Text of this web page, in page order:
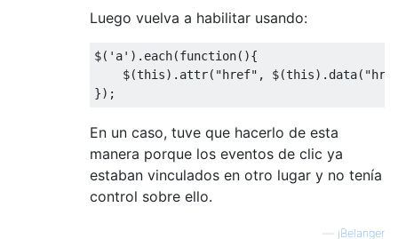
Luego vuelva a habilitar usando:
$( 'a' ). each(function(){
    $
(this). attr( "href" , $(this). data(
});
En un caso, tuve que hacerlo de esta
manera porque los eventos de clic ya
estaban vinculados en otro lugar y no tenía
control sobre ello.
jBelanger